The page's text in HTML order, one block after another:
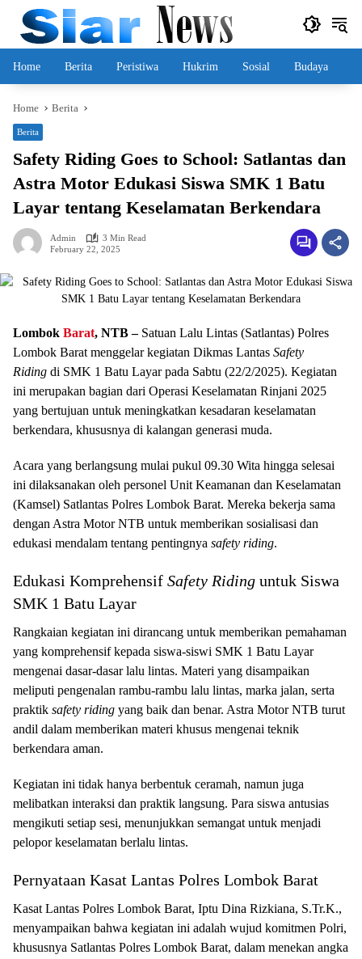
content
Home Berita Peristiwa Hukrim Sosial Budaya
Home Berita
Berita
Safety Riding Goes to School: Satlantas dan
Astra Motor Edukasi Siswa SMK 1 Batu
Layar tentang Keselamatan Berkendara
Admin
3 Min Read
February 22, 2025
Lombok Barat, NTB –Satuan Lalu Lintas (Satlantas) Polres
Lombok Barat menggelar kegiatan Dikmas Lantas Safety
Riding di SMK 1 Batu Layar pada Sabtu (22/2/2025). Kegiatan
ini merupakan bagian dari Operasi Keselamatan Rinjani 2025
yang bertujuan untuk meningkatkan kesadaran keselamatan
berkendara, khususnya di kalangan generasi muda.
Acara yang berlangsung mulai pukul 09.30 Wita hingga selesai
ini dilaksanakan oleh personel Unit Keamanan dan Keselamatan
(Kamsel) Satlantas Polres Lombok Barat. Mereka bekerja sama
dengan Astra Motor NTB untuk memberikan sosialisasi dan
edukasi mendalam tentang pentingnya safety riding.
Edukasi Komprehensif Safety Riding untuk Siswa
SMK 1 Batu Layar
Rangkaian kegiatan ini dirancang untuk memberikan pemahaman
yang komprehensif kepada siswa-siswi SMK 1 Batu Layar
mengenai dasar-dasar lalu lintas. Materi yang disampaikan
meliputi pengenalan rambu-rambu lalu lintas, marka jalan, serta
praktik safety riding yang baik dan benar. Astra Motor NTB turut
andil dalam memberikan materi khusus mengenai teknik
berkendara aman.
Kegiatan ini tidak hanya berbentuk ceramah, namun juga
melibatkan interaksi dan praktik langsung. Para siswa antusias
mengikuti setiap sesi, menunjukkan semangat untuk menjadi
pelopor keselamatan berlalu lintas.
Pernyataan Kasat Lantas Polres Lombok Barat
Kasat Lantas Polres Lombok Barat, Iptu Dina Rizkiana, S.Tr.K.,
menyampaikan bahwa kegiatan ini adalah wujud komitmen Polri,
khususnya Satlantas Polres Lombok Barat, dalam menekan angka